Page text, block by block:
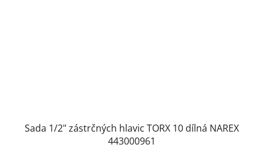
Sada 1/2" zástrčných hlavic TORX 10 dílná NAREX
443000961